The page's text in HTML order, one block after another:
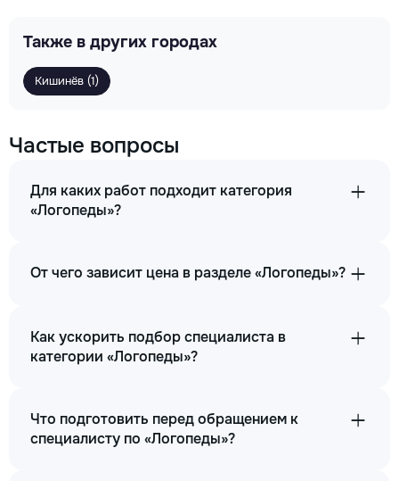
Также в других городах
Кишинёв (1)
Частые вопросы
Для каких работ подходит категория
«Логопеды»?
От чего зависит цена в разделе «Логопеды»?
Как ускорить подбор специалиста в
категории «Логопеды»?
Что подготовить перед обращением к
специалисту по «Логопеды»?